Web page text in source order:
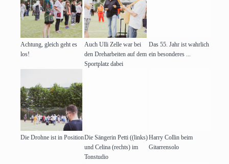
Achtung, gleich geht es
los!
Auch Ulli Zelle war bei
den Dreharbeiten auf dem
Sportplatz dabei
Das 55. Jahr ist wahrlich
ein besonderes ...
Die Drohne ist in PositionDie Sängerin Petti ((links)
und Celina (rechts) im
Tonstudio
Harry Collin beim
Gitarrensolo